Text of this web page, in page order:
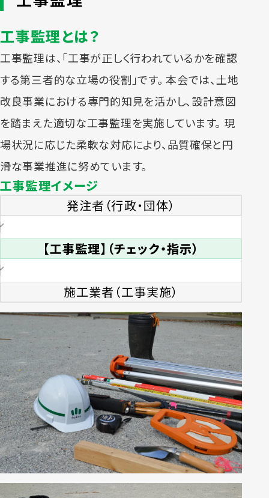
工事監理とは？
工事監理は、「工事が正しく行われているかを確認
する第三者的な立場の役割」です。 本会では、土地
改良事業における専門的知見を活かし、設計意図
を踏まえた適切な工事監理を実施しています。 現
場状況に応じた柔軟な対応により、品質確保と円
滑な事業推進に努めています。
工事監理イメージ
発注者（行政・団体）
【工事監理】（チェック・指示）
施工業者（工事実施）